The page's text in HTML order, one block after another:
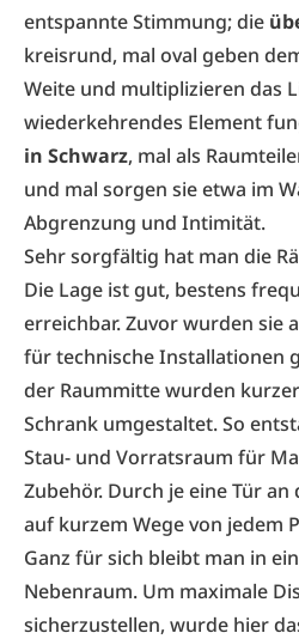
entspannte Stimmung; die
kreisrund, mal oval geben
Weite und multiplizieren das
wiederkehrendes Element
in Schwarz, mal als
und mal sorgen sie etwa im
Abgrenzung und Intimität.
Sehr sorgfältig hat man die
Die Lage ist gut, bestens
erreichbar. Zuvor wurden sie
für technische Installationen
der Raummitte wurden
Schrank umgestaltet. So
Stau- und Vorratsraum für
Zubehör. Durch je eine Tür
auf kurzem Wege von jedem
Ganz für sich bleibt man in
Nebenraum. Um maximale
sicherzustellen, wurde hier